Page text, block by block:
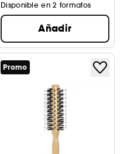
Disponible en 2 formatos
Añadir
Promo